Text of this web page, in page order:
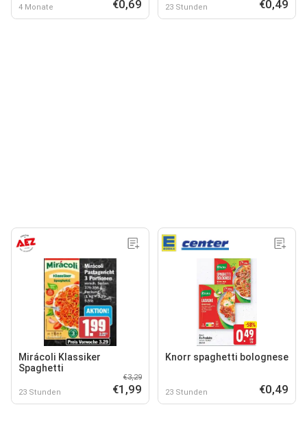
4 Monate €0,69 23 Stunden €0,49
Mirácoli Klassiker
Spaghetti
23 Stunden
€3,29
€1,99
Knorr spaghetti bolognese
23 Stunden €0,49